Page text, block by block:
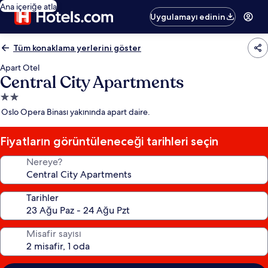
Ana içeriğe atla
Uygulamayı edinin
Tüm konaklama yerlerini göster
Apart Otel
Central City Apartments
2.0
yıldızlı
yeri
Oslo Opera Binası yakınında apart daire.
Fiyatların görüntüleneceği tarihleri seçin
Nereye?
Tarihler
Misafir sayısı